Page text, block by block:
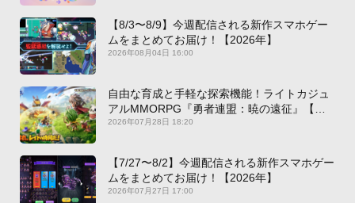
【8/3〜8/9】今週配信される新作スマホゲー
ムをまとめてお届け！【2026年】
2026年08月04日 16:00
自由な育成と手軽な探索機能！ライトカジュ
アルMMORPG『勇者連盟：暁の遠征』【最
新作PICKUP】
2026年07月28日 18:20
【7/27〜8/2】今週配信される新作スマホゲー
ムをまとめてお届け！【2026年】
2026年07月27日 17:00